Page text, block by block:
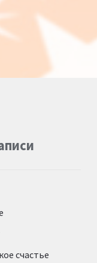
счастье